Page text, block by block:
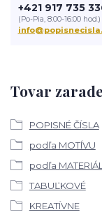
Tovar
POPISNÉ ČÍSLA
podľa MOTÍVU
podľa
TABUĽKOVÉ
KREATÍVNE
+421 917 735
(Po-Pia, 8:00-16:00 hod.)